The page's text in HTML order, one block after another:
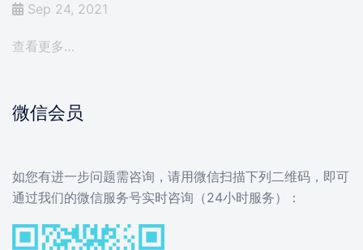
Sep 24, 2021
查看更多…
微信会员
如您有进一步问题需咨询，请用微信扫描下列二维码，即可
通过我们的微信服务号实时咨询（24小时服务）：